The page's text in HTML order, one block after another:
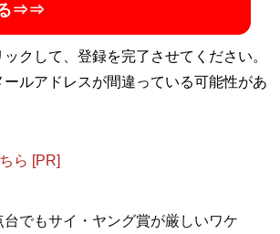
る⇒⇒
クして、登録を完了させてください。
ルアドレスが間違っている可能性があ
ら [PR]
でもサイ・ヤング賞が厳しいワケ